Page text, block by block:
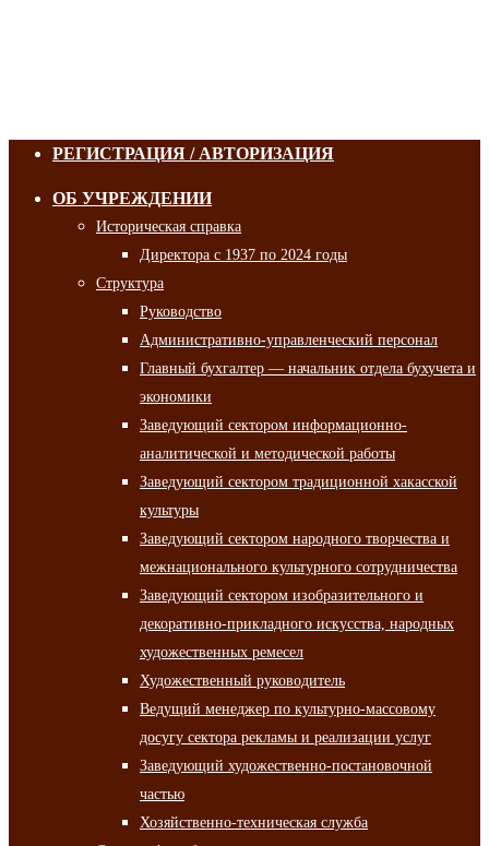
РЕГИСТРАЦИЯ / АВТОРИЗАЦИЯ
ОБ УЧРЕЖДЕНИИ
Историческая справка
Директора с 1937 по 2024 годы
Структура
Руководство
Административно-управленческий персонал
Главный бухгалтер — начальник отдела бухучета и
экономики
Заведующий сектором информационно-
аналитической и методической работы
Заведующий сектором традиционной хакасской
культуры
Заведующий сектором народного творчества и
межнационального культурного сотрудничества
Заведующий сектором изобразительного и
декоративно-прикладного искусства, народных
художественных ремесел
Художественный руководитель
Ведущий менеджер по культурно-массовому
досугу сектора рекламы и реализации услуг
Заведующий художественно-постановочной
частью
Хозяйственно-техническая служба